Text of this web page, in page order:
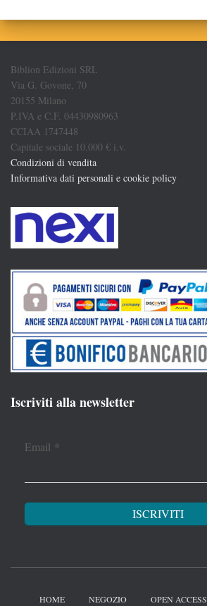
Biblion Edizioni SRL
Via G. Govone, 70
20155 Milano
P.IVA e C.F. 04430980963
CCIAA 1747448
Capitale sociale 10.000 € i.v.
Condizioni di vendita
Informativa dati personali e cookie policy
Iscriviti alla newsletter
Email *
HOME NEGOZIO OPEN ACCESS